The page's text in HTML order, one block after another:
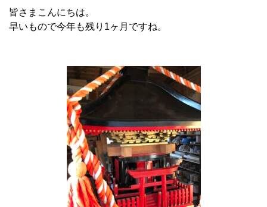
皆さまこんにちは。
早いもので今年も残り1ヶ月ですね。